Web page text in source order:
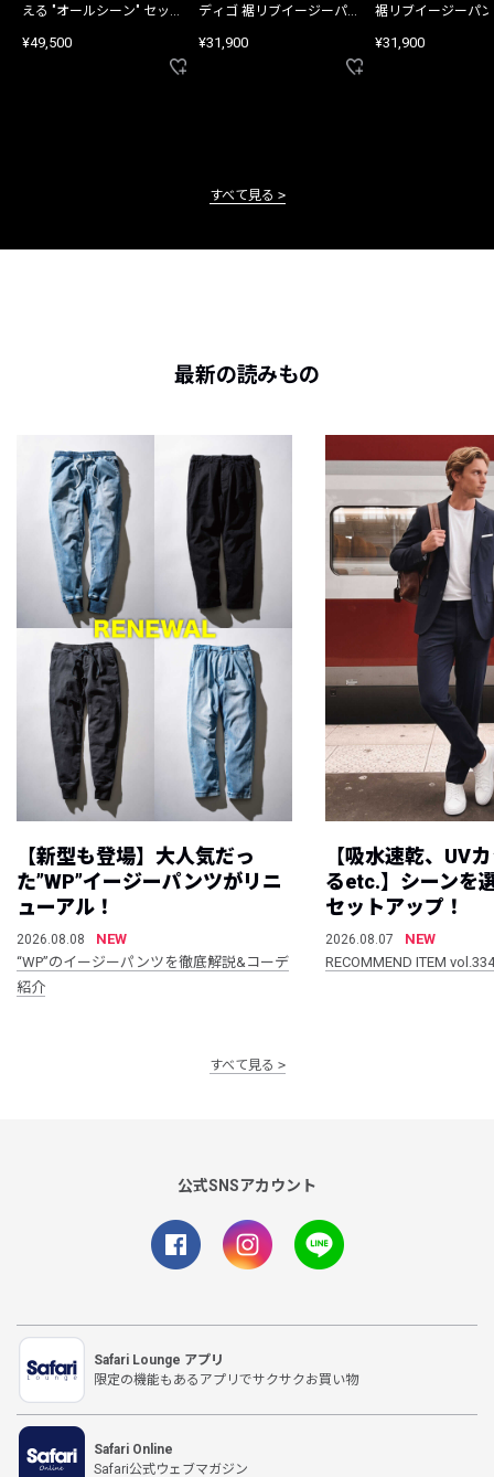
える "オールシーン" セット
¥49,500
ディゴ 裾リブイージーパン
¥31,900
裾リブイージーパ
¥31,900
すべて見る
最新の読みもの
【新型も登場】大人気だっ
た”WP”イージーパンツがリニ
ューアル！
2026.08.08
NEW
“WP”のイージーパンツを徹底解説&コーデ
紹介
【吸水速乾、UV
るetc.】シーンを
セットアップ！
2026.08.07
NEW
RECOMMEND ITEM vol.334
すべて見る
公式SNSアカウント
Safari Lounge アプリ
限定の機能もあるアプリでサクサクお買い物
Safari Online
Safari公式ウェブマガジン